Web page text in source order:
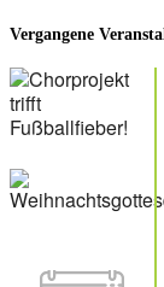
Vergangene